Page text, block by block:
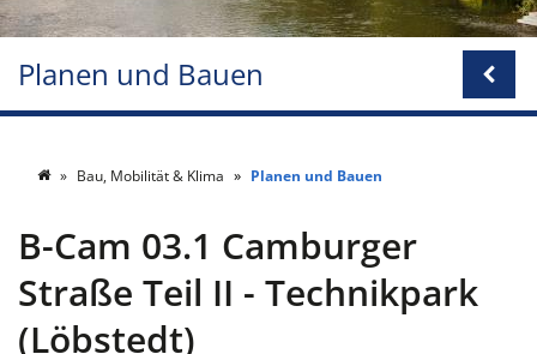
Planen und Bauen
Bau, Mobilität & Klima Planen und Bauen
B-Cam 03.1 Camburger
Straße Teil II - Technikpark
(Löbstedt)